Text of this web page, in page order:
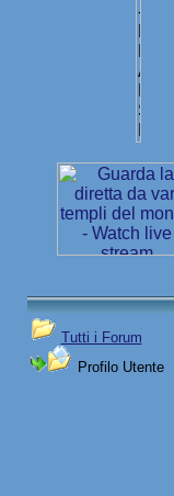
Tutti i Forum
Profilo Utente